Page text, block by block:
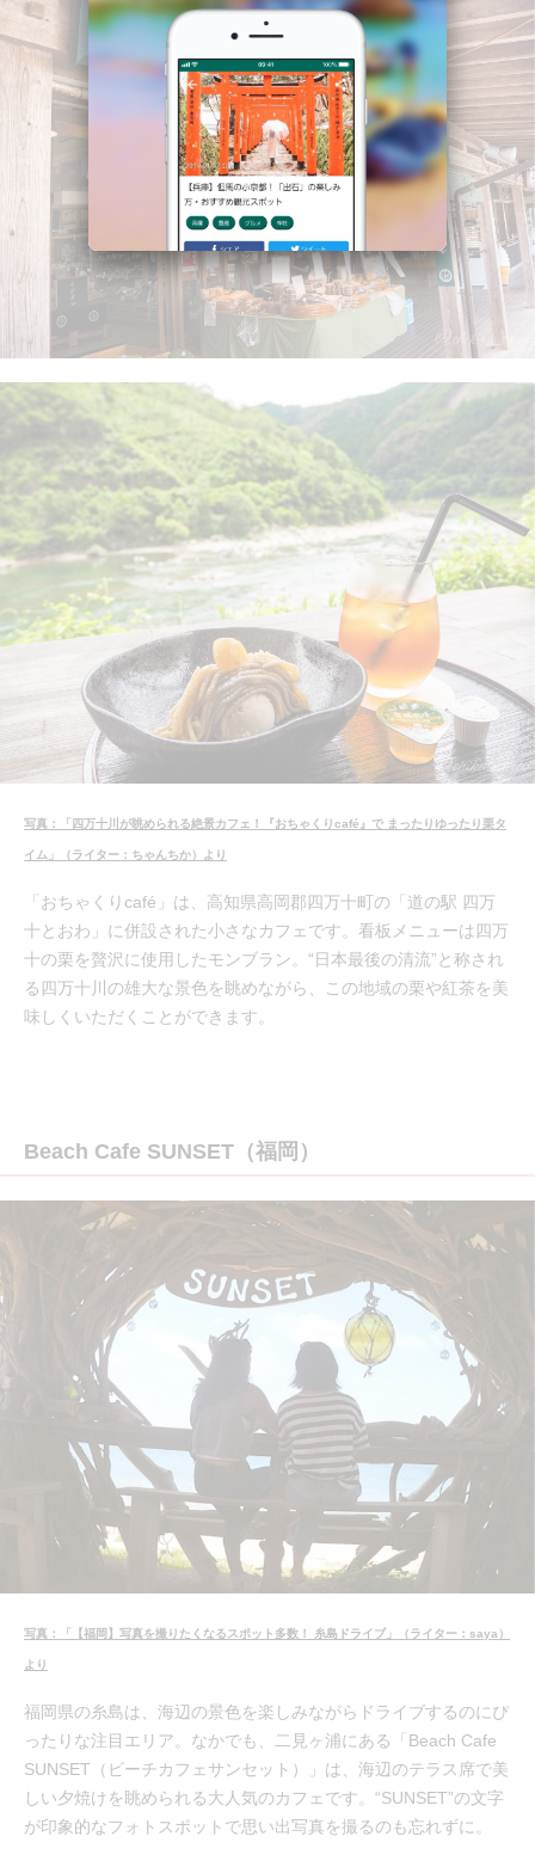
写真：「四万十川が眺められる絶景カフェ！『おちゃくりcafé』で まったりゆったり栗タ
イム」（ライター：ちゃんちか）より
「おちゃくりcafé」は、高知県高岡郡四万十町の「道の駅 四万
十とおわ」に併設された小さなカフェです。看板メニューは四万
十の栗を贅沢に使用したモンブラン。“日本最後の清流”と称され
る四万十川の雄大な景色を眺めながら、この地域の栗や紅茶を美
味しくいただくことができます。
Beach Cafe SUNSET（福岡）
写真：「【福岡】写真を撮りたくなるスポット多数！ 糸島ドライブ」（ライター：saya）
より
福岡県の糸島は、海辺の景色を楽しみながらドライブするのにぴ
ったりな注目エリア。なかでも、二見ヶ浦にある「Beach Cafe
SUNSET（ビーチカフェサンセット）」は、海辺のテラス席で美
しい夕焼けを眺められる大人気のカフェです。“SUNSET”の文字
が印象的なフォトスポットで思い出写真を撮るのも忘れずに。